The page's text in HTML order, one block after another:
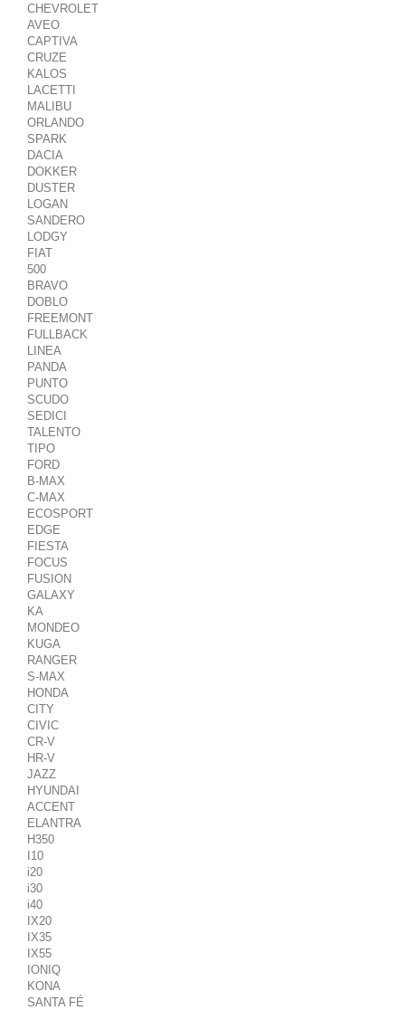
CHEVROLET
AVEO
CAPTIVA
CRUZE
KALOS
LACETTI
MALIBU
ORLANDO
SPARK
DACIA
DOKKER
DUSTER
LOGAN
SANDERO
LODGY
FIAT
500
BRAVO
DOBLO
FREEMONT
FULLBACK
LINEA
PANDA
PUNTO
SCUDO
SEDICI
TALENTO
TIPO
FORD
B-MAX
C-MAX
ECOSPORT
EDGE
FIESTA
FOCUS
FUSION
GALAXY
KA
MONDEO
KUGA
RANGER
S-MAX
HONDA
CITY
CIVIC
CR-V
HR-V
JAZZ
HYUNDAI
ACCENT
ELANTRA
H350
I10
i20
i30
i40
IX20
IX35
IX55
IONIQ
KONA
SANTA FÉ